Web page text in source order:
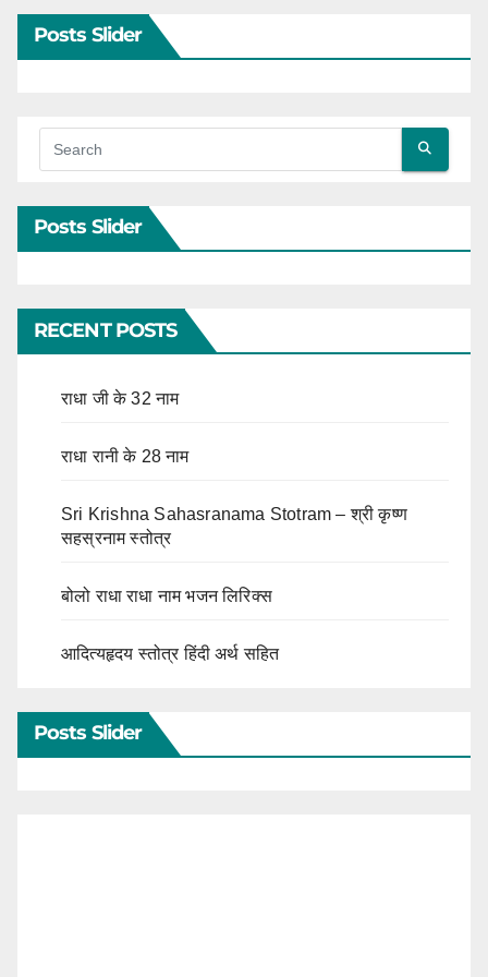
Posts Slider
Posts Slider
RECENT POSTS
राधा जी के 32 नाम
राधा रानी के 28 नाम
Sri Krishna Sahasranama Stotram – श्री कृष्ण
सहस्रनाम स्तोत्र
बोलो राधा राधा नाम भजन लिरिक्स
आदित्यहृदय स्तोत्र हिंदी अर्थ सहित
Posts Slider